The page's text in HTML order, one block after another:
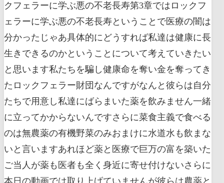
クフェラーに学ぶ悪の不老長寿第3章ではロックフ
ェラーに学ぶ悪の不老長寿ということで医療の闇は
分かったじゃあ具体的にどうすれば私達は健康に長
生きできるのかということについて考えていきたい
と思います私たちを騙し健康命を奪い金を奪ってき
たロックフェラー財団なんですがなんと彼らは自分
たちで用意し私達にばらまいた薬を飲みません一緒
に立ってかからないんですさらに菜食主義で食べる
のは無農薬の有機野菜のみおまけに水道水も飲まな
いと言いますあれほど薬と医療で巨万の富を築いた
ご当人が薬も医者も全く身近に寄せ付けないさらに
本日の動画では取り上げていませんが彼らは農薬と